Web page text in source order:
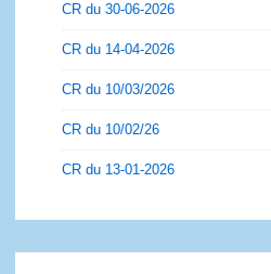
CR du 30-06-2026
CR du 14-04-2026
CR du 10/03/2026
CR du 10/02/26
CR du 13-01-2026